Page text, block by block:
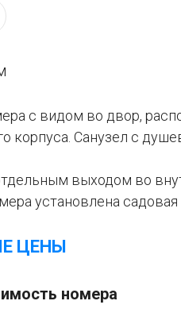
с видом во двор,
корпуса. Санузел с
выходом во
установлена
ЦЕНЫ
номера